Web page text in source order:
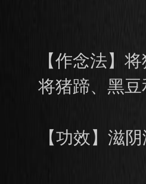
【作念法】
将猪蹄、黑
【功效】滋